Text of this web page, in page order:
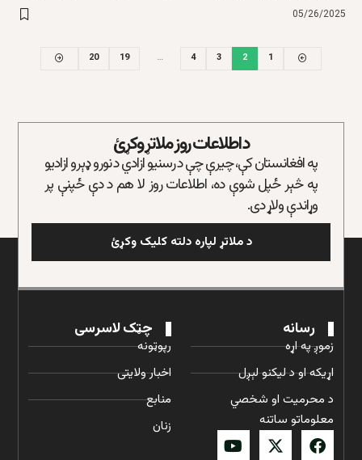
05/26/2025
1
2
3
4
…
19
20
د اطلاعات روز ملاتړ وکړئ
په افغانستان کې، چیرې چې د رسنیو ازادي د نورو ډېرو ازادیو
په څېر ځپل شوې ده، اطلاعات روز لا هم د دې ځپنې پر
وړاندې ولاړ دی.
د ملاتړ لپاره دلته کلیک وکړئ
رسانه
زموږ په اړه
اړیکه او د لیکنو لېږل
د محرمیت او شخصي
معلوماتو ساتنه
چټک لاسرسی
رپوټونه
اخبار ولایتی
منابع
زنان